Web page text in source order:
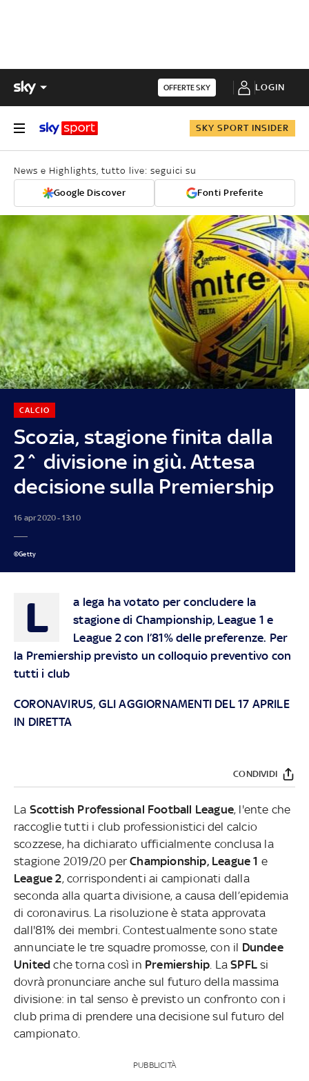
OFFERTE SKY LOGIN
SKY SPORT INSIDER
News e Highlights, tutto live: seguici su
Google Discover Fonti Preferite
Scozia, stagione finita dalla
2^ divisione in giù. Attesa
decisione sulla Premiership
CALCIO
16 apr 2020 - 13:10
©Getty
L
a lega ha votato per concludere la
stagione di Championship, League 1 e
League 2 con l’81% delle preferenze. Per
la Premiership previsto un colloquio preventivo con
tutti i club
CORONAVIRUS, GLI AGGIORNAMENTI DEL 17 APRILE
IN DIRETTA
CONDIVIDI
La Scottish Professional Football League, l'ente che
raccoglie tutti i club professionistici del calcio
scozzese, ha dichiarato ufficialmente conclusa la
stagione 2019/20 perChampionship, League 1 e
League 2, corrispondenti ai campionati dalla
seconda alla quarta divisione, a causa dell’epidemia
di coronavirus. La risoluzione è stata approvata
dall'81% dei membri. Contestualmente sono state
annunciate le tre squadre promosse, con il Dundee
United che torna così in Premiership . LaSPFL si
dovrà pronunciare anche sul futuro della massima
divisione: in tal senso è previsto un confronto con i
club prima di prendere una decisione sul futuro del
campionato.
PUBBLICITÀ